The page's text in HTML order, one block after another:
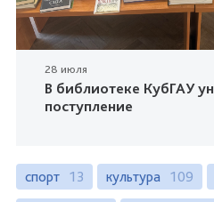
28 июля
В библиотеке КубГАУ
поступление
спорт 13 культура 109